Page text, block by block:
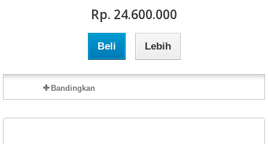
Rp‎. 24.600.000
Beli Lebih
Bandingkan